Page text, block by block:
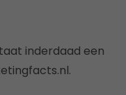
inderdaad een